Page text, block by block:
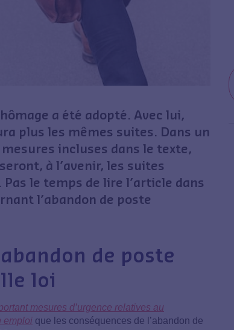
a été adopté. Avec lui,
plus les mêmes suites. Dans un
incluses dans le texte,
à l’avenir, les suites
le temps de lire l’article dans
l’abandon de poste
de poste
loi
mesures d’urgence relatives au
emploi que les conséquences de l’abandon de